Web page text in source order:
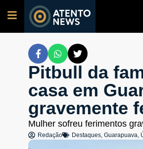
Pitbull da
casa em
gravemente
Mulher sofreu ferimentos
Redação Destaques, Guarapuava,